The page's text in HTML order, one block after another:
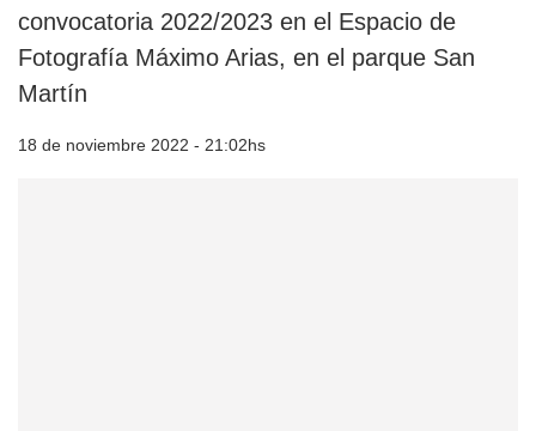
convocatoria 2022/2023 en el Espacio de
Fotografía Máximo Arias, en el parque San
Martín
18 de noviembre 2022 - 21:02hs